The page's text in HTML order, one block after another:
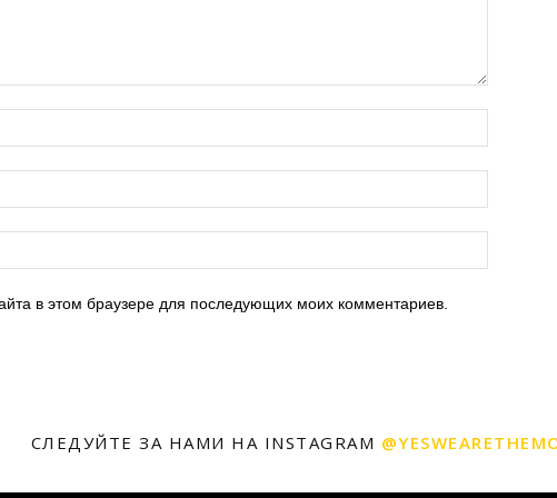
в этом браузере для последующих моих комментариев.
СЛЕДУЙТЕ ЗА НАМИ НА INSTAGRAM